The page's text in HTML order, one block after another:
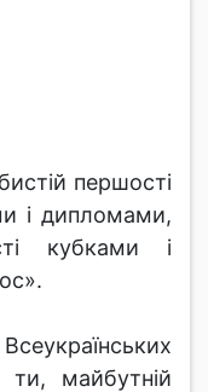
першості
і дипломами,
кубками і
ти, майбутній